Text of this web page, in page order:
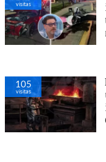
visitas
105
visitas